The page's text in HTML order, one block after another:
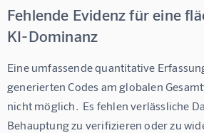
Fehlende Evidenz für eine
KI-Dominanz
Eine umfassende quantitative
generierten Codes am globalen
nicht möglich.  Es fehlen verlässliche
Behauptung zu verifizieren oder zu